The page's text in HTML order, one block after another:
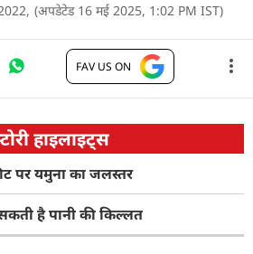
(अपडेटेड 16 मई 2025, 1:02 PM IST)
FAV US ON
हाइलाइट्स
पर यमुना का जलस्तर
है पानी की किल्लत